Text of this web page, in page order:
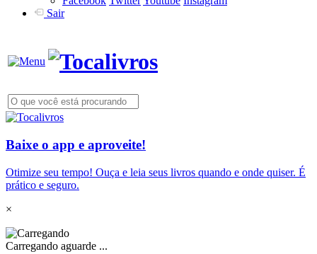
Sair
Baixe o app e aproveite!
Otimize seu tempo! Ouça e leia seus livros quando e onde quiser. É
prático e seguro.
×
Carregando aguarde ...